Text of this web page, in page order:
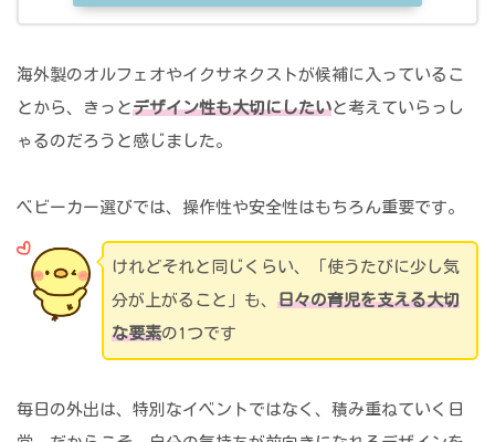
海外製のオルフェオやイクサネクストが候補に入っているこ
とから、きっとデザイン性も大切にしたいと考えていらっし
ゃるのだろうと感じました。
ベビーカー選びでは、操作性や安全性はもちろん重要です。
けれどそれと同じくらい、「使うたびに少し気
分が上がること」も、 日々の育児を支える大切
な要素の1つです
毎日の外出は、特別なイベントではなく、積み重ねていく日